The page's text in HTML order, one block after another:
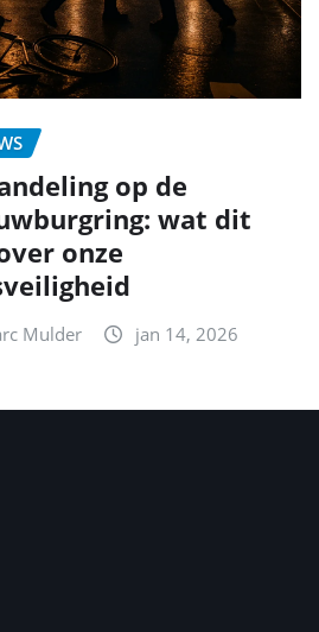
op de
wat dit
onze
Mulder jan 14, 2026